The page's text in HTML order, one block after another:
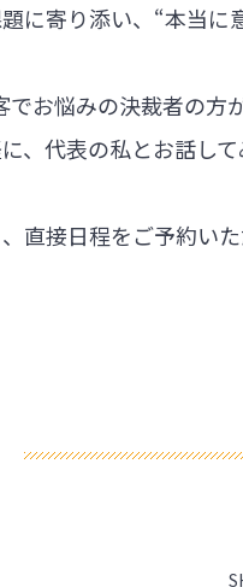
に寄り添い、“本当に
お悩みの決裁者の方
、代表の私とお話して
直接日程をご予約いた